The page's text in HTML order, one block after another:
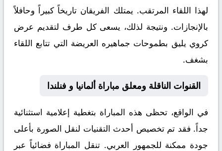
لهذا اللقاء المرتقب. يمتلك الفريقان تاريخاً كبيراً وحافلاً
بالإنجازات. ونتيجة لذلك، يسعى كل طرف لتقديم عرض
كروي يليق بطموحات جماهيره العريضة التي تتابع اللقاء
بشغف.
القنوات الناقلة ومعلق مباراة ألمانيا و فنلندا
في الواقع، تحظى هذه المباراة بتغطية إعلامية استثنائية
جداً. فقد تم تخصيص أحدث التقنيات لنقل الصورة بأعلى
جودة ممكنة للجمهور العربي. تنقل المباراة فضائياً عبر